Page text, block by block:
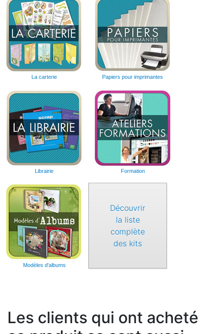
La carterie Papiers pour imprimantes
Librairie Formation
Modèles d'albums
Découvrir
la liste
complète
des kits
Les clients qui ont acheté